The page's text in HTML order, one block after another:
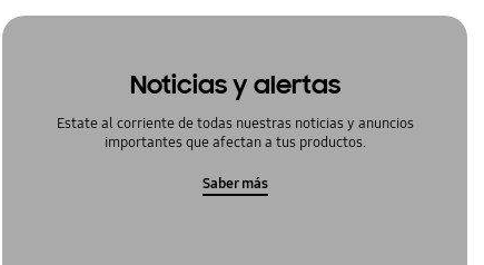
Noticias y alertas
Estate al corriente de todas nuestras noticias y anuncios
importantes que afectan a tus productos.
Saber más